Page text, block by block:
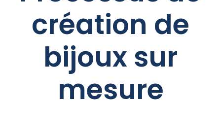
création de
bijoux sur
mesure